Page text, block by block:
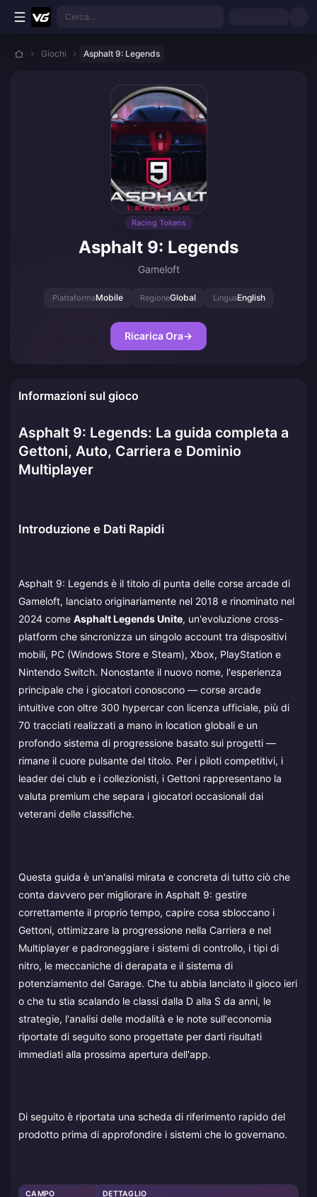
Vai al contenuto principale
Cerca...
Giochi Asphalt 9: Legends
Racing Tokens
Asphalt 9: Legends
Gameloft
PiattaformaMobile RegioneGlobal LinguaEnglish
Ricarica Ora→
Informazioni sul gioco
Asphalt 9: Legends: La guida completa a
Gettoni, Auto, Carriera e Dominio
Multiplayer
Introduzione e Dati Rapidi
Asphalt 9: Legends è il titolo di punta delle corse arcade di
Gameloft, lanciato originariamente nel 2018 e rinominato nel
2024 come Asphalt Legends Unite, un'evoluzione cross-
platform che sincronizza un singolo account tra dispositivi
mobili, PC (Windows Store e Steam), Xbox, PlayStation e
Nintendo Switch. Nonostante il nuovo nome, l'esperienza
principale che i giocatori conoscono — corse arcade
intuitive con oltre 300 hypercar con licenza ufficiale, più di
70 tracciati realizzati a mano in location globali e un
profondo sistema di progressione basato sui progetti —
rimane il cuore pulsante del titolo. Per i piloti competitivi, i
leader dei club e i collezionisti, i Gettoni rappresentano la
valuta premium che separa i giocatori occasionali dai
veterani delle classifiche.
Questa guida è un'analisi mirata e concreta di tutto ciò che
conta davvero per migliorare in Asphalt 9: gestire
correttamente il proprio tempo, capire cosa sbloccano i
Gettoni, ottimizzare la progressione nella Carriera e nel
Multiplayer e padroneggiare i sistemi di controllo, i tipi di
nitro, le meccaniche di derapata e il sistema di
potenziamento del Garage. Che tu abbia lanciato il gioco ieri
o che tu stia scalando le classi dalla D alla S da anni, le
strategie, l'analisi delle modalità e le note sull'economia
riportate di seguito sono progettate per darti risultati
immediati alla prossima apertura dell'app.
Di seguito è riportata una scheda di riferimento rapido del
prodotto prima di approfondire i sistemi che lo governano.
CAMPO DETTAGLIO